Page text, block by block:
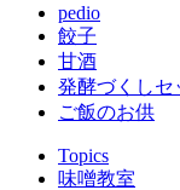
pedio
餃子
甘酒
発酵づくしセ
ご飯のお供
Topics
味噌教室